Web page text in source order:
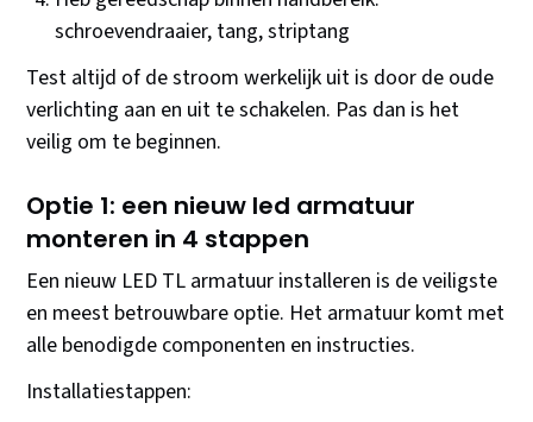
schroevendraaier, tang, striptang
Test altijd of de stroom werkelijk uit is door de oude
verlichting aan en uit te schakelen. Pas dan is het
veilig om te beginnen.
Optie 1: een nieuw led armatuur
monteren in 4 stappen
Een nieuw LED TL armatuur installeren is de veiligste
en meest betrouwbare optie. Het armatuur komt met
alle benodigde componenten en instructies.
Installatiestappen: